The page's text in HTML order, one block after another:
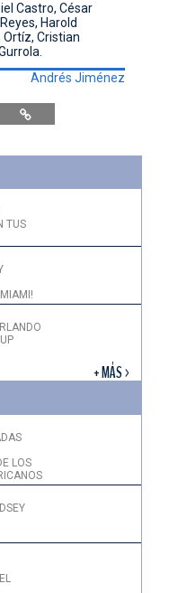
Castro, César
Harold
Cristian
Andrés Jiménez
TUS
+ MÁS >
LOS